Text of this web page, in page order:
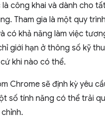
công khai và dành cho
Tham gia là một quy
có khả năng làm việc
giới hạn ở thông số kỹ
khi nào có thể.
Chrome sẽ định kỳ yêu
số tính năng có thể trải